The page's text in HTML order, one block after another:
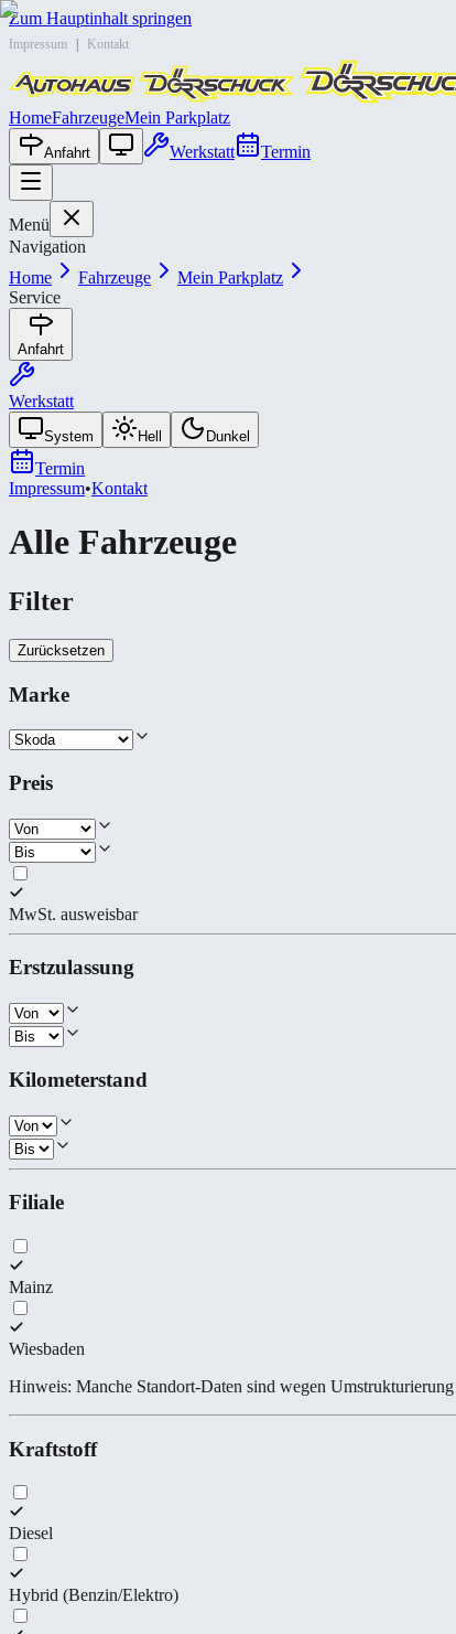
Zum Hauptinhalt springen
Impressum Kontakt
HomeFahrzeugeMein Parkplatz
Anfahrt Werkstatt Termin
Menü
Navigation
Home
Fahrzeuge
Mein Parkplatz
Service
Anfahrt
Werkstatt
System Hell Dunkel
Termin
Impressum•Kontakt
Alle Fahrzeuge
Filter
Zurücksetzen
Marke
Preis
MwSt. ausweisbar
Erstzulassung
Kilometerstand
Filiale
Mainz
Wiesbaden
Hinweis: Manche Standort-Daten sind wegen
Kraftstoff
Diesel
Hybrid (Benzin/Elektro)